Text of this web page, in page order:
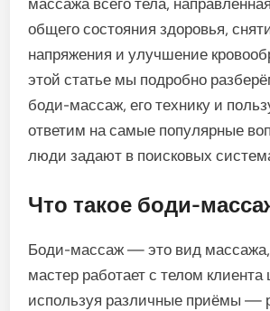
общего состояния здоровья,
напряжения и улучшение
этой статье мы подробно
боди-массаж, его технику и
ответим на самые популярные
люди задают в поисковых
Что такое боди-
Боди-массаж — это вид массажа,
мастер работает с телом клиента
используя различные приёмы —